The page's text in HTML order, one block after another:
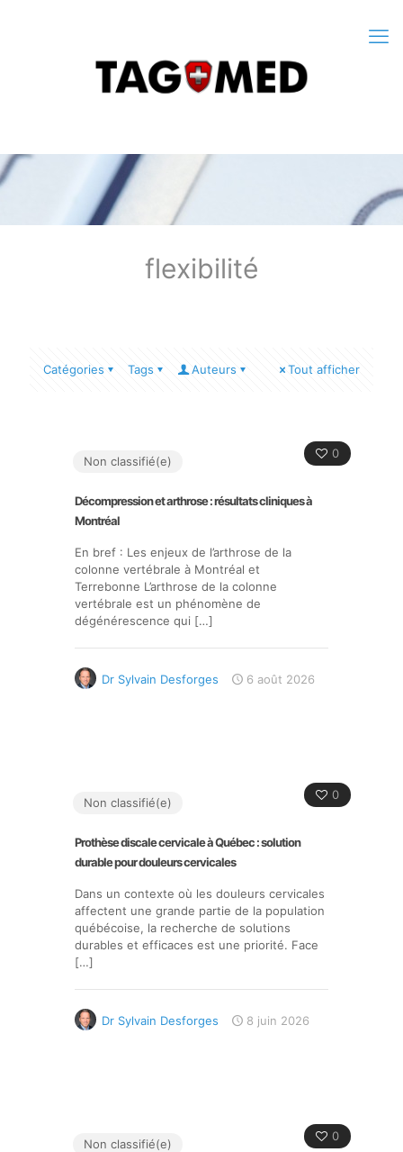
flexibilité
Catégories Tags Auteurs Tout afficher
0
Non classifié(e)
Décompression et arthrose : résultats cliniques à
Montréal
En bref : Les enjeux de l’arthrose de la
colonne vertébrale à Montréal et
Terrebonne L’arthrose de la colonne
vertébrale est un phénomène de
dégénérescence qui […]
Dr Sylvain Desforges 6 août 2026
0
Non classifié(e)
Prothèse discale cervicale à Québec : solution
durable pour douleurs cervicales
Dans un contexte où les douleurs cervicales
affectent une grande partie de la population
québécoise, la recherche de solutions
durables et efficaces est une priorité. Face
[…]
Dr Sylvain Desforges 8 juin 2026
0
Non classifié(e)